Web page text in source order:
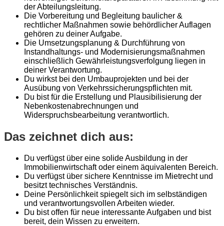
der Abteilungsleitung.
Die Vorbereitung und Begleitung baulicher &
rechtlicher Maßnahmen sowie behördlicher Auflagen
gehören zu deiner Aufgabe.
Die Umsetzungsplanung & Durchführung von
Instandhaltungs- und Modernisierungsmaßnahmen
einschließlich Gewährleistungsverfolgung liegen in
deiner Verantwortung.
Du wirkst bei den Umbauprojekten und bei der
Ausübung von Verkehrssicherungspflichten mit.
Du bist für die Erstellung und Plausibilisierung der
Nebenkostenabrechnungen und
Widerspruchsbearbeitung verantwortlich.
Das zeichnet dich aus:
Du verfügst über eine solide Ausbildung in der
Immobilienwirtschaft oder einem äquivalenten Bereich.
Du verfügst über sichere Kenntnisse im Mietrecht und
besitzt technisches Verständnis.
Deine Persönlichkeit spiegelt sich im selbständigen
und verantwortungsvollen Arbeiten wieder.
Du bist offen für neue interessante Aufgaben und bist
bereit, dein Wissen zu erweitern.